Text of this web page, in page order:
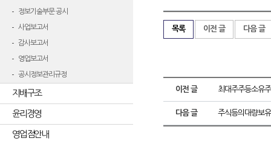
정보기술부문 공시
사업보고서
감사보고서
영업보고서
공시정보관리규정
지배구조
윤리경영
영업점안내
목록 이전 글 다음 글
이전 글 최대주주등소유
다음 글 주식등의대량보